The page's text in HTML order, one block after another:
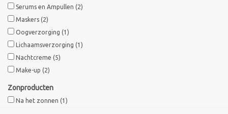
Fusion Meso
PCA SKINCARE
Ekseption Skincare
Blog
Serums en Ampullen (2)
Maskers (2)
Oogverzorging (1)
Lichaamsverzorging (1)
Nachtcreme (5)
Make-up (2)
Zonproducten
Na het zonnen (1)